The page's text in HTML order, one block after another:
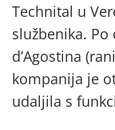
Technital u
službenika.
d’Agostina
kompanija je
udaljila s